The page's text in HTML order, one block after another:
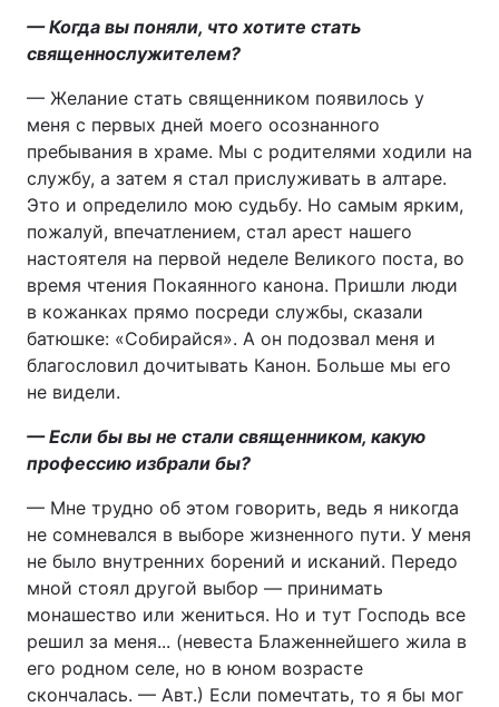
Архів Вакансії
Послуги
Тема оформлення
— Когда вы поняли, что хотите стать
священнослужителем?
— Желание стать священником появилось у
меня с первых дней моего осознанного
пребывания в храме. Мы с родителями ходили на
службу, а затем я стал прислуживать в алтаре.
Это и определило мою судьбу. Но самым ярким,
пожалуй, впечатлением, стал арест нашего
настоятеля на первой неделе Великого поста, во
время чтения Покаянного канона. Пришли люди
в кожанках прямо посреди службы, сказали
батюшке: «Собирайся». А он подозвал меня и
благословил дочитывать Канон. Больше мы его
не видели.
— Если бы вы не стали священником, какую
профессию избрали бы?
— Мне трудно об этом говорить, ведь я никогда
не сомневался в выборе жизненного пути. У меня
не было внутренних борений и исканий. Передо
мной стоял другой выбор — принимать
монашество или жениться. Но и тут Господь все
решил за меня... (невеста Блаженнейшего жила в
его родном селе, но в юном возрасте
скончалась. — Авт.) Если помечтать, то я бы мог